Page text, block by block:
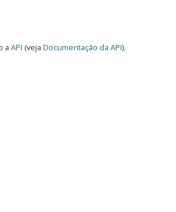
a API (veja Documentação da API).